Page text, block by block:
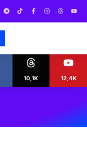
10,1K 12,4K